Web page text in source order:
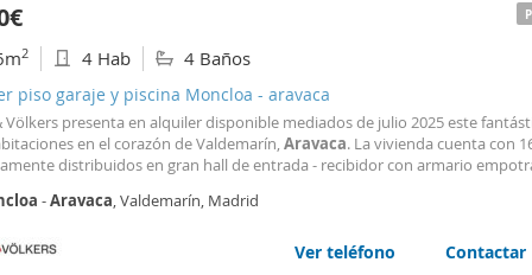
2 4 Hab 4 Baños
piso garaje y piscina Moncloa - aravaca
Völkers presenta en alquiler disponible mediados de julio 2025 este
en el corazón de Valdemarín, Aravaca. La vivienda cuenta con
distribuidos en gran hall de entrada - recibidor con armario
comparten un baño
-Aravaca, Valdemarín, Madrid
Ver teléfono Contactar